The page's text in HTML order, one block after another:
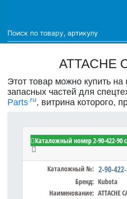
ATTACHE
Этот товар можно купить на
запасных частей для
Parts.ru, витрина которого,
Kubota 2-90-422-90 -
Каталожный №: 2-90-
Бренд: Kubota
Наименование: ATTACHE
Каталожный номер 2-90-422-90